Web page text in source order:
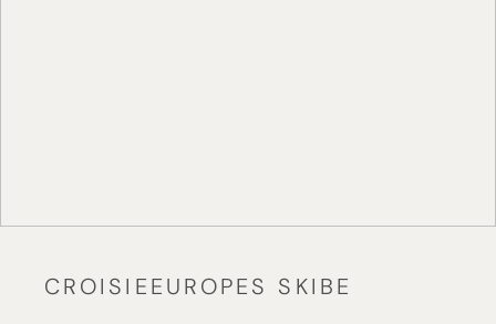
CROISIEEUROPES SKIBE